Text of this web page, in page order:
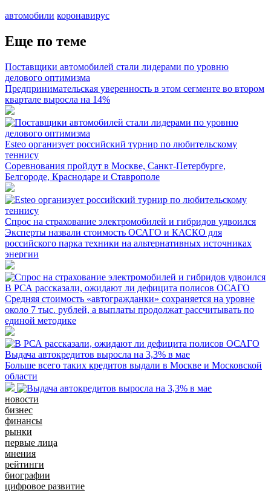
автомобили коронавирус
Еще по теме
Поставщики автомобилей стали лидерами по уровню
делового оптимизма
Предпринимательская уверенность в этом сегменте во втором
квартале выросла на 14%
Esteo организует российский турнир по любительскому
теннису
Соревнования пройдут в Москве, Санкт-Петербурге,
Белгороде, Краснодаре и Ставрополе
Спрос на страхование электромобилей и гибридов удвоился
Эксперты назвали стоимость ОСАГО и КАСКО для
российского парка техники на альтернативных источниках
энергии
В РСА рассказали, ожидают ли дефицита полисов ОСАГО
Средняя стоимость «автогражданки» сохраняется на уровне
около 7 тыс. рублей, а выплаты продолжат рассчитывать по
единой методике
Выдача автокредитов выросла на 3,3% в мае
Больше всего таких кредитов выдали в Москве и Московской
области
новости
бизнес
финансы
рынки
первые лица
мнения
рейтинги
биографии
цифровое развитие